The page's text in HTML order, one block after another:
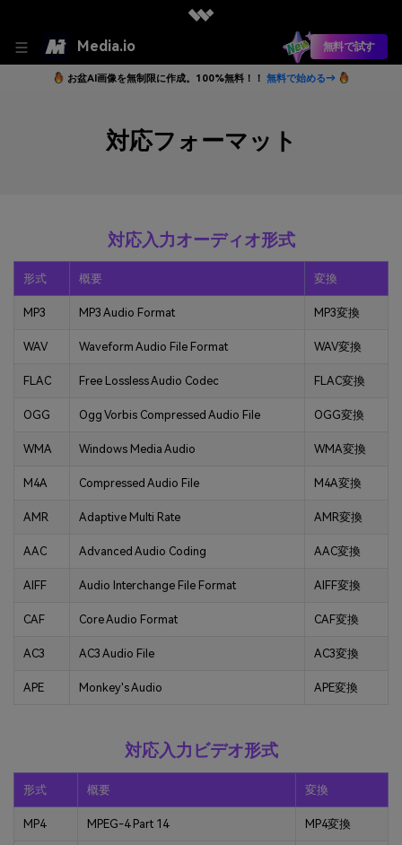
Media.io 無料で試す
お盆AI画像を無制限に作成。100%無料！！ 無料で始める→
対応フォーマット
対応入力オーディオ形式
形式 概要 変換
MP3 MP3 Audio Format MP3変換
WAV Waveform Audio File Format WAV変換
FLAC Free Lossless Audio Codec FLAC変換
OGG Ogg Vorbis Compressed Audio File OGG変換
WMA Windows Media Audio WMA変換
M4A Compressed Audio File M4A変換
AMR Adaptive Multi Rate AMR変換
AAC Advanced Audio Coding AAC変換
AIFF Audio Interchange File Format AIFF変換
CAF Core Audio Format CAF変換
AC3 AC3 Audio File AC3変換
APE Monkey's Audio APE変換
対応入力ビデオ形式
形式 概要 変換
MP4 MPEG-4 Part 14 MP4変換